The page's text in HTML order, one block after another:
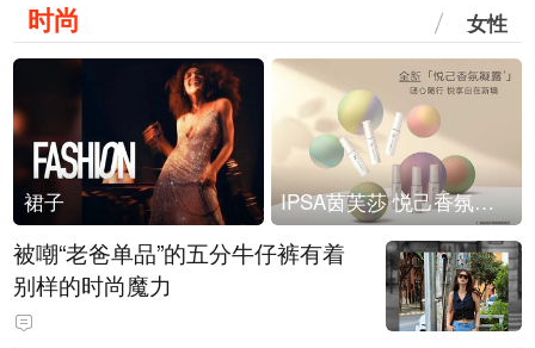
时尚 女性
裙子 IPSA茵芙莎 悦己香氛凝露上市
被嘲“老爸单品”的五分牛仔裤有着
别样的时尚魔力